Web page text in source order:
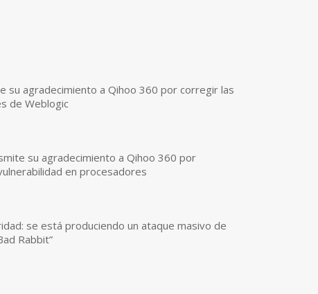
su agradecimiento a Qihoo 360 por corregir las
de Weblogic
su agradecimiento a Qihoo 360 por
en procesadores
se está produciendo un ataque masivo de
Rabbit”